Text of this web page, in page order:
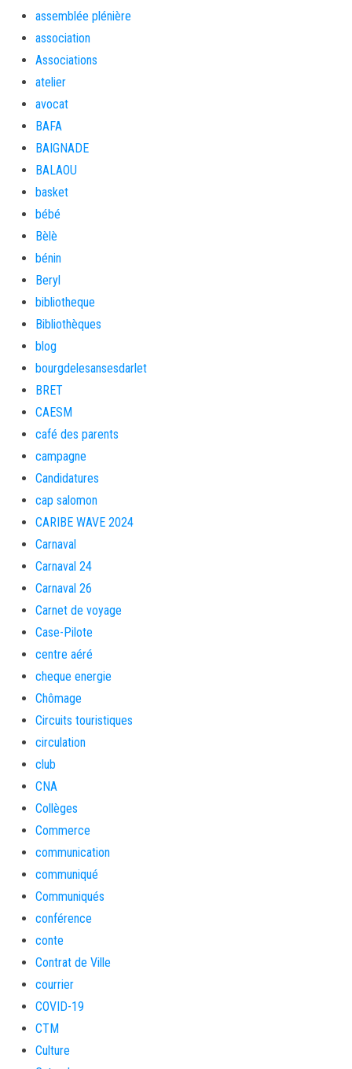
assemblée plénière
association
Associations
atelier
avocat
BAFA
BAIGNADE
BALAOU
basket
bébé
Bèlè
bénin
Beryl
bibliotheque
Bibliothèques
blog
bourgdelesansesdarlet
BRET
CAESM
café des parents
campagne
Candidatures
cap salomon
CARIBE WAVE 2024
Carnaval
Carnaval 24
Carnaval 26
Carnet de voyage
Case-Pilote
centre aéré
cheque energie
Chômage
Circuits touristiques
circulation
club
CNA
Collèges
Commerce
communication
communiqué
Communiqués
conférence
conte
Contrat de Ville
courrier
COVID-19
CTM
Culture